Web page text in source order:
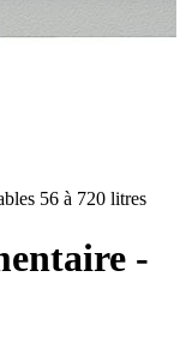
56 à 720 litres
-